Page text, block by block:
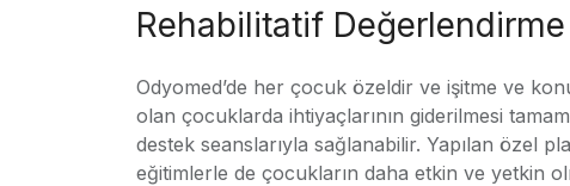
Rehabilitatif Değerlendirme
Odyomed’de her çocuk özeldir ve işitme ve
olan çocuklarda ihtiyaçlarının giderilmesi
destek seanslarıyla sağlanabilir. Yapılan özel
eğitimlerle de çocukların daha etkin ve yetkin